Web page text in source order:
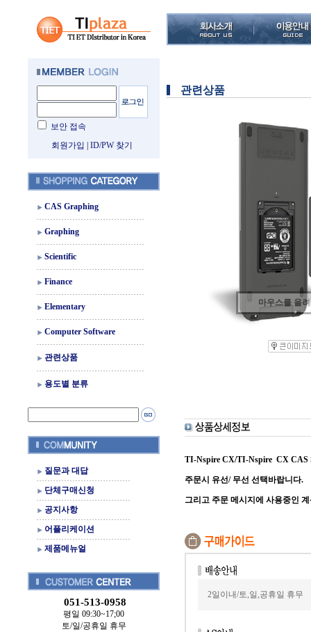
보안 접속
회원가입
ID/PW 찾기
CAS Graphing
Graphing
Scientific
Finance
Elementary
Computer Software
관련상품
용도별 분류
질문과 대답
단체구매신청
공지사항
어플리케이션
제품메뉴얼
051-513-0958
평일 09:30~17;00
토/일/공휴일 휴무
관련상품
마우스를 올
TI-Nspire CX/TI-Nspire CX CAS
주문시 유선/ 무선 선택바랍니다.
그리고 주문 메시지에 사용중인
2일이내/토,일,공휴일 휴무